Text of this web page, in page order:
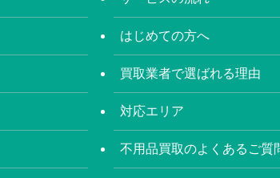
はじめての方へ
買取業者で選ばれる理由
対応エリア
不用品買取のよくあるご質